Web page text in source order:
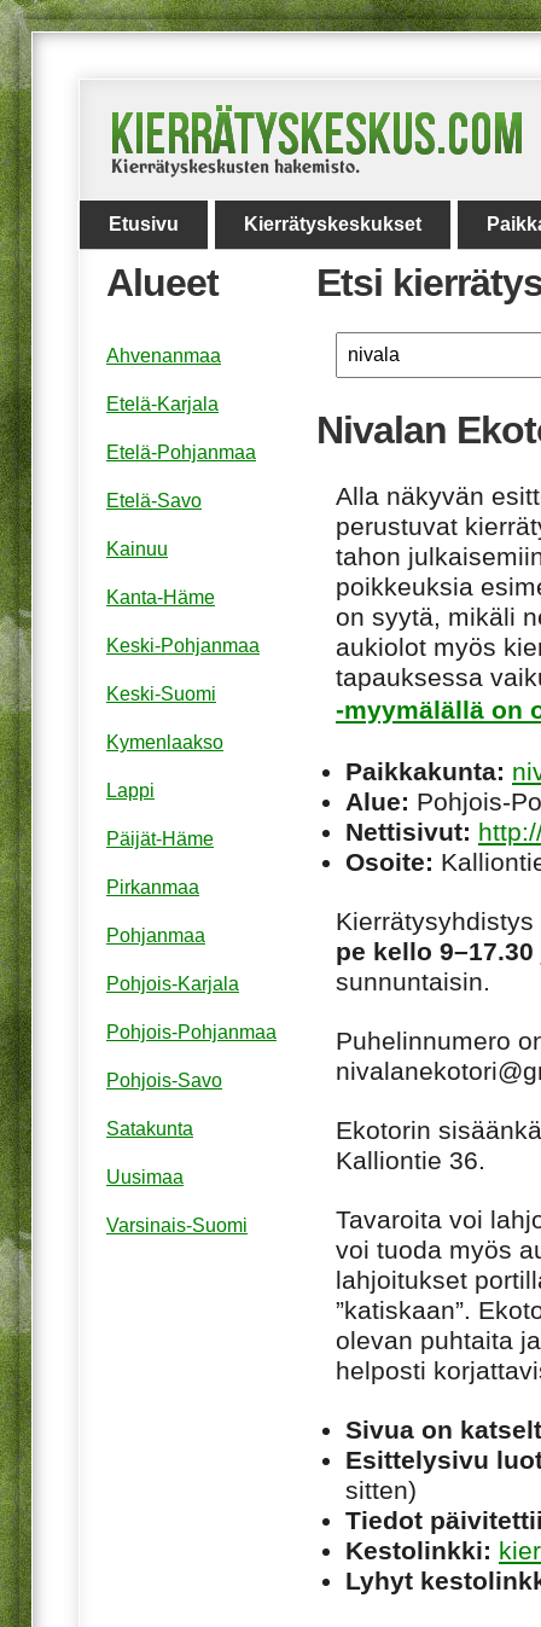
Etusivu Kierrätyskeskukset
Etsi
Nivalan
Alla näkyvän
perustuvat
tahon
poikkeuksia
on syytä, mikäli
aukiolot myös
tapauksessa
-myymälällä on
Paikkakunta:
Alue: Pohjois-
Nettisivut:
Osoite:
pe kello
sunnuntaisin.
Puhelinnumero
Ekotorin
Kalliontie 36.
Tavaroita voi
voi tuoda myös
lahjoitukset
”katiskaan”.
olevan puhtaita
helposti
Sivua on
Esittelysivu
sitten)
Tiedot
Kestolinkki:
Lyhyt
Alueet
Ahvenanmaa
Etelä-Karjala
Etelä-Pohjanmaa
Etelä-Savo
Kainuu
Kanta-Häme
Keski-Pohjanmaa
Keski-Suomi
Kymenlaakso
Lappi
Päijät-Häme
Pirkanmaa
Pohjanmaa
Pohjois-Karjala
Pohjois-Pohjanmaa
Pohjois-Savo
Satakunta
Uusimaa
Varsinais-Suomi